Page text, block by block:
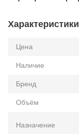
Характеристики
Цена
Наличие
Бренд
Объём
Назначение